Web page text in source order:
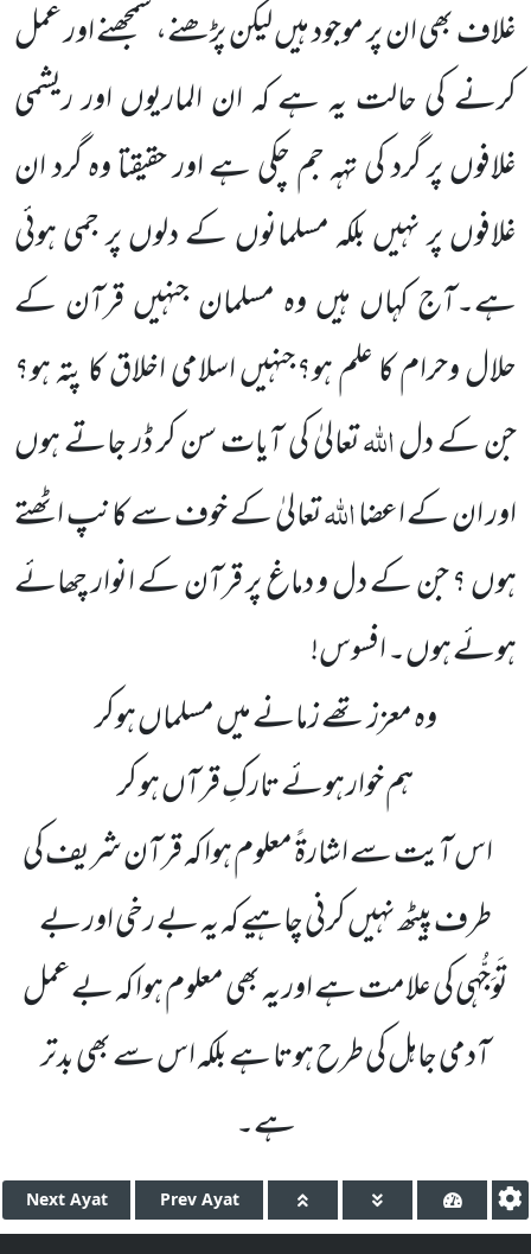
غلاف بھی ان پر موجود ہیں لیکن پڑھنے، سمجھنے اور عمل
کرنے کی حالت یہ ہے کہ ان الماریوں اور ریشمی
غلافوں پر گرد کی تہہ جم چکی ہے اور حقیقتا وہ گرد ان
غلافوں پر نہیں بلکہ مسلمانوں کے دلوں پر جمی ہوئی
ہے۔آج کہاں ہیں وہ مسلمان جنہیں قرآن کے
حلال وحرام کا علم ہو؟جنہیں اسلامی اخلاق کا پتہ ہو؟
جن کے دلاللہتعالیٰ کی آیات سن کر ڈر جاتے ہوں
اور ان کے اعضااللہتعالیٰ کے خوف سے کانپ اٹھتے
ہوں ؟ جن کے دل و دماغ پر قرآن کے انوار چھائے
ہوئے ہوں۔ افسوس!
وہ معزز تھے زمانے میں مسلماں ہوکر
ہم خوار ہوئے تارکِ قرآں ہو کر
اس آیت سے اشارۃً معلوم ہوا کہ قرآن شریف کی
طرف پیٹھ نہیں کرنی چاہیے کہ یہ بے رخی اور بے
تَوَجُّہی کی علامت ہے اور یہ بھی معلوم ہوا کہ بے عمل
آدمی جاہل کی طرح ہوتا ہے بلکہ اس سے بھی بدتر
ہے۔
Next Ayat Prev Ayat